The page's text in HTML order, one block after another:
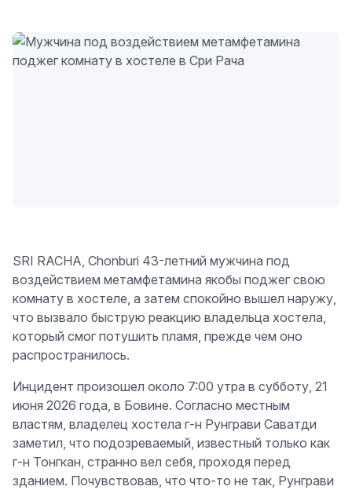
SRI RACHA, Chonburi 43-летний мужчина под
воздействием метамфетамина якобы поджег свою
комнату в хостеле, а затем спокойно вышел наружу,
что вызвало быструю реакцию владельца хостела,
который смог потушить пламя, прежде чем оно
распространилось.
Инцидент произошел около 7:00 утра в субботу, 21
июня 2026 года, в Бовине. Согласно местным
властям, владелец хостела г-н Рунграви Саватди
заметил, что подозреваемый, известный только как
г-н Тонгкан, странно вел себя, проходя перед
зданием. Почувствовав, что что-то не так, Рунграви